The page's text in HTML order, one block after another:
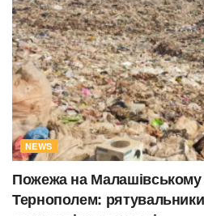
NEWS
Пожежа на Малашівському
Тернополем: